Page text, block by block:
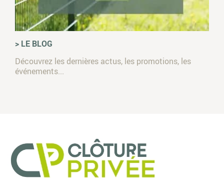
> LE BLOG
Découvrez les dernières actus, les promotions, les
événements...